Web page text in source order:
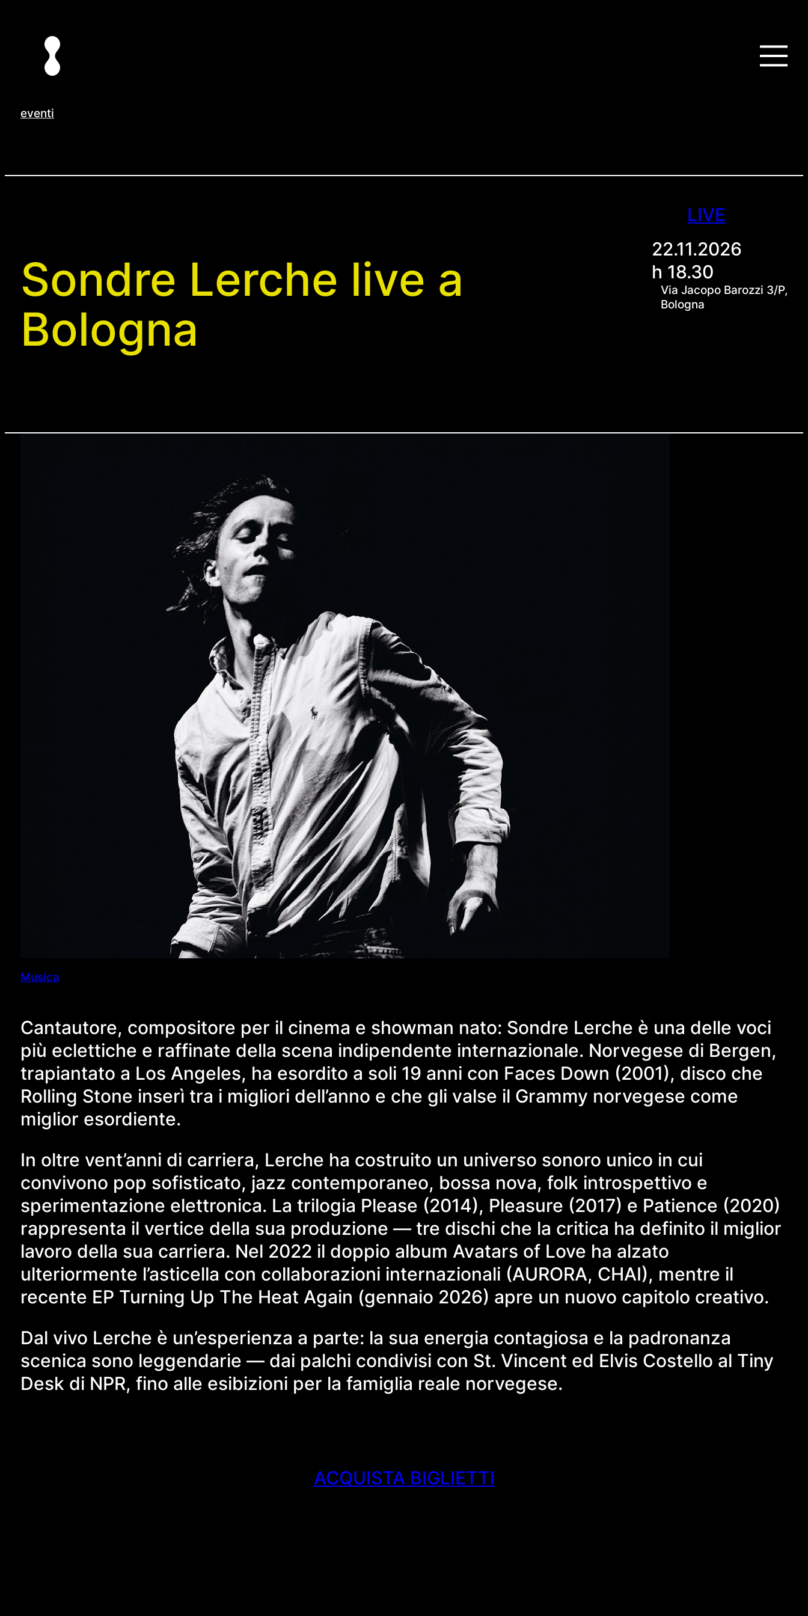
contenuto
LIVE
22.11.2026
h 18.30
Via Jacopo Barozzi 3/P,
Bologna
eventi
Sondre Lerche live a
Bologna
Musica
Cantautore, compositore per il cinema e showman nato: Sondre Lerche è una delle voci
più eclettiche e raffinate della scena indipendente internazionale. Norvegese di Bergen,
trapiantato a Los Angeles, ha esordito a soli 19 anni con Faces Down (2001), disco che
Rolling Stone inserì tra i migliori dell’anno e che gli valse il Grammy norvegese come
miglior esordiente.
In oltre vent’anni di carriera, Lerche ha costruito un universo sonoro unico in cui
convivono pop sofisticato, jazz contemporaneo, bossa nova, folk introspettivo e
sperimentazione elettronica. La trilogia Please (2014), Pleasure (2017) e Patience (2020)
rappresenta il vertice della sua produzione — tre dischi che la critica ha definito il miglior
lavoro della sua carriera. Nel 2022 il doppio album Avatars of Love ha alzato
ulteriormente l’asticella con collaborazioni internazionali (AURORA, CHAI), mentre il
recente EP Turning Up The Heat Again (gennaio 2026) apre un nuovo capitolo creativo.
Dal vivo Lerche è un’esperienza a parte: la sua energia contagiosa e la padronanza
scenica sono leggendarie — dai palchi condivisi con St. Vincent ed Elvis Costello al Tiny
Desk di NPR, fino alle esibizioni per la famiglia reale norvegese.
ACQUISTA BIGLIETTI